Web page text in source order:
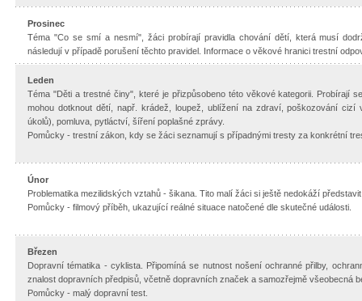
Prosinec
Téma "Co se smí a nesmí", žáci probírají pravidla chování dětí, která musí
následují v případě porušení těchto pravidel. Informace o věkové hranici trestní
Leden
Téma "Děti a trestné činy", které je přizpůsobeno této věkové kategorii. Probírají
mohou dotknout dětí, např. krádež, loupež, ublížení na zdraví, poškozování
úkolů), pomluva, pytláctví, šíření poplašné zprávy.
Pomůcky - trestní zákon, kdy se žáci seznamují s případnými tresty za konkrétní
Únor
Problematika mezilidských vztahů - šikana. Tito malí žáci si ještě nedokáží
Pomůcky - filmový příběh, ukazující reálné situace natočené dle skutečné události.
Březen
Dopravní tématika - cyklista. Připomíná se nutnost nošení ochranné přilby,
znalost dopravních předpisů, včetně dopravních značek a samozřejmě všeobecná
Pomůcky - malý dopravní test.